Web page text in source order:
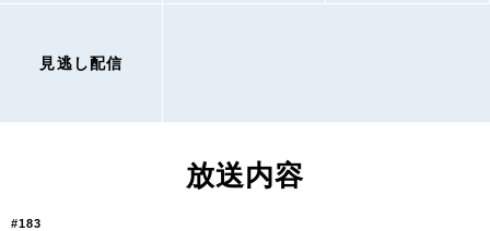
見逃し配信
放送内容
#183